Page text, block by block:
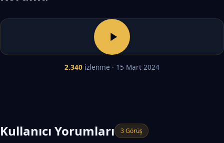
2.340 izlenme · 15 Mart 2024
Kullanıcı Yorumları 3 Görüş